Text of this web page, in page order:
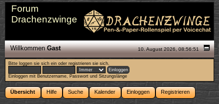
Forum
Drachenzwinge
10. August 2026, 08:56:51
WillkommenGast
Bitte loggen sie sich ein oderregistrieren sie sich.
Einloggen mit Benutzername, Passwort und Sitzungslänge
Übersicht Hilfe Suche Kalender Einloggen Registrieren